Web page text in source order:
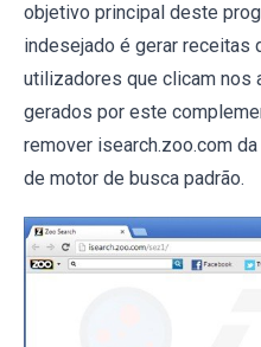
objetivo principal deste
indesejado é gerar receitas
utilizadores que clicam nos
gerados por este
remover isearch.zoo.com
de motor de busca padrão.